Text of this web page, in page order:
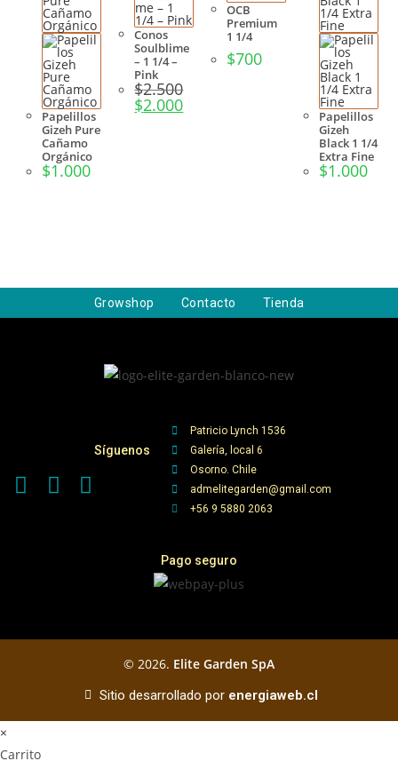
Papelillos
Gizeh Pure
Cañamo
Orgánico
$1.000
Conos
Soulblime
– 1 1/4 –
Pink
$2.500
$2.000
OCB
Premium
1 1/4
$700
Papelillos
Gizeh
Black 1 1/4
Extra Fine
$1.000
Growshop Contacto Tienda
Síguenos
Patricio Lynch 1536
Galería, local 6
Osorno. Chile
admelitegarden@gmail.com
+56 9 5880 2063
Pago seguro
© 2026. Elite Garden SpA
Sitio desarrollado por energiaweb.cl
×
Carrito